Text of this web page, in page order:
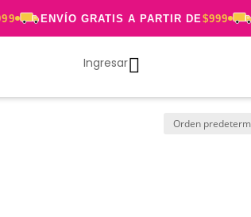
ENVÍO GRATIS A PARTIR DE$999
Ingresar